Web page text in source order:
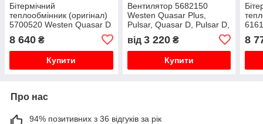
Бітермічний
теплообмінник (оригінал)
5700520 Westen Quasar D
24F, Baxi Main Four 18 F,
Baxi Mainfour 24 F
8 640 ₴
Купити
Вентилятор 5682150
Westen Quasar Plus,
Pulsar, Quasar D, Pulsar D,
Fourtech, Ecofour, Eco-4s,
Roca Neobit
від 3 220₴
Купити
8
Про нас
94% позитивних з 36 відгуків за рік